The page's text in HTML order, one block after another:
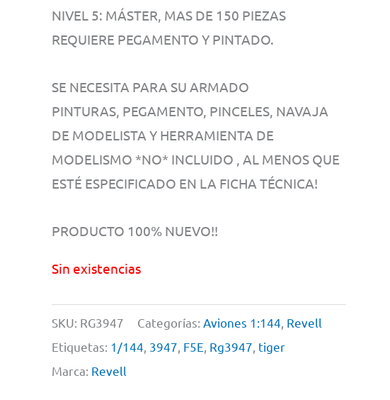
NIVEL 5: MÁSTER, MAS DE 150 PIEZAS
REQUIERE PEGAMENTO Y PINTADO.
SE NECESITA PARA SU ARMADO
PINTURAS, PEGAMENTO, PINCELES, NAVAJA
DE MODELISTA Y HERRAMIENTA DE
MODELISMO *NO* INCLUIDO , AL MENOS QUE
ESTÉ ESPECIFICADO EN LA FICHA TÉCNICA!
PRODUCTO 100% NUEVO!!
Sin existencias
SKU: RG3947 Categorías: Aviones 1:144, Revell
Etiquetas: 1/144, 3947, F5E, Rg3947, tiger
Marca: Revell